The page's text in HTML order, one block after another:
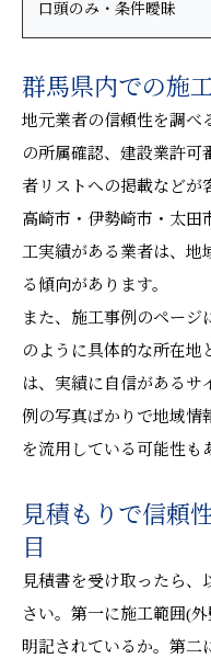
口頭のみ・条件曖昧
群馬県内での施
地元業者の信頼性を調べ
の所属確認、建設業許可
者リストへの掲載などが
高崎市・伊勢崎市・太田
工実績がある業者は、地
る傾向があります。
また、施工事例のペー
のように具体的な所在地
は、実績に自信があるサ
例の写真ばかりで地域情
を流用している可能性も
見積もりで信頼
目
見積書を受け取ったら、
さい。第一に施工範囲(
明記されているか。第二